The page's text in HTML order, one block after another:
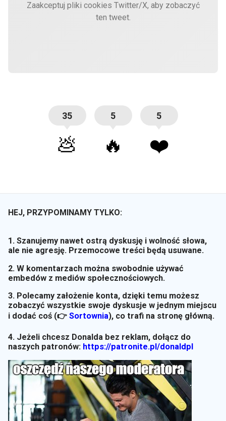
Zaakceptuj pliki cookies Twitter/X, aby zobaczyć
ten tweet.
35
💩
5
🔥
5
❤️
HEJ, PRZYPOMINAMY TYLKO:
1. Szanujemy nawet ostrą dyskusję i wolność słowa,
ale nie agresję. Przemocowe treści będą usuwane.
2. W komentarzach można swobodnie używać
embedów z mediów społecznościowych.
3. Polecamy założenie konta, dzięki temu możesz
zobaczyć wszystkie swoje dyskusje w jednym miejscu
i dodać coś (👉 Sortownia), co trafi na stronę główną.
4. Jeżeli chcesz Donalda bez reklam, dołącz do
naszych patronów: https://patronite.pl/donaldpl